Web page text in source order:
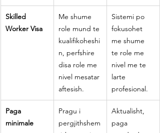
Skilled
Worker Visa
Me shume
role mund te
kualifikoheshi
n, perfshire
disa role me
nivel mesatar
aftesish.
Sistemi po
fokusohet
me shume
te role me
nivel me te
larte
profesional.
Paga
minimale
Pragu i
pergjithshem
Aktualisht,
paga